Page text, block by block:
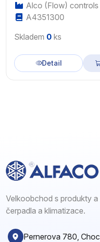
UNFAlco (Flow) controls
A4351300
Skladem 0 ks
Detail
Velkoobchod s produkty
čerpadla a klimatizace.
Pernerova 780,